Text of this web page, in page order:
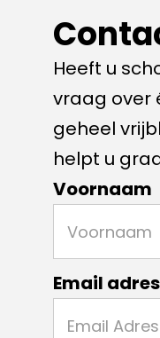
Heeft u
vraag over
geheel
helpt u
Voornaam
Email adres